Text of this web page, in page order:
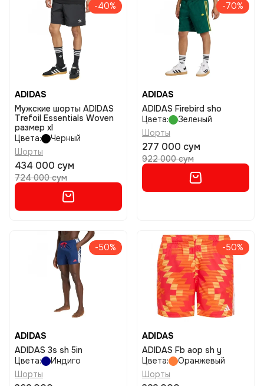
-40%
ADIDAS
Мужские шорты ADIDAS
Trefoil Essentials Woven
размер xl
Цвета:
Черный
Шорты
434 000 сум
724 000 сум
-70%
ADIDAS
ADIDAS Firebird sho
Цвета:
Зеленый
Шорты
277 000 сум
922 000 сум
-50%
ADIDAS
ADIDAS 3s sh 5in
Цвета:
Индиго
Шорты
-50%
ADIDAS
ADIDAS Fb aop sh y
Цвета:
Оранжевый
Шорты